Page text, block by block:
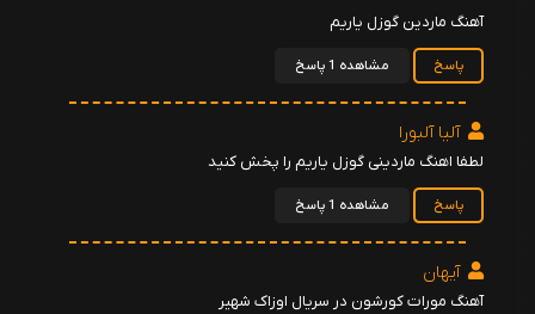
آهنگ ماردین گوزل یاریم
پاسخ مشاهده 1 پاسخ
آلیا آلبورا
لطفا اهنگ ماردینی گوزل یاریم را پخش کنید
پاسخ مشاهده 1 پاسخ
آیهان
آهنگ مورات کورشون در سریال اوزاک شهیر